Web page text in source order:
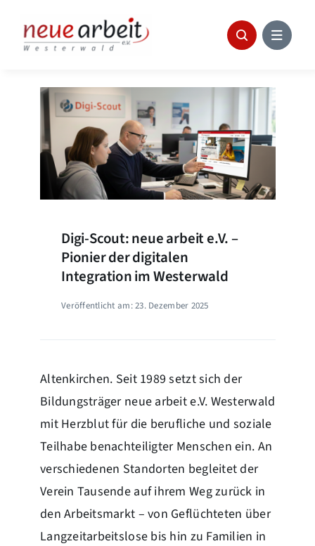
content
Digi-Scout: neue arbeit e.V. –
Pionier der digitalen
Integration im Westerwald
Veröffentlicht am: 23. Dezember 2025
Altenkirchen. Seit 1989 setzt sich der
Bildungsträger neue arbeit e.V. Westerwald
mit Herzblut für die berufliche und soziale
Teilhabe benachteiligter Menschen ein. An
verschiedenen Standorten begleitet der
Verein Tausende auf ihrem Weg zurück in
den Arbeitsmarkt – von Geflüchteten über
Langzeitarbeitslose bis hin zu Familien in